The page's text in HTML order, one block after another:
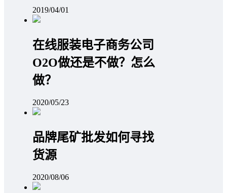
2019/04/01
在线服装电子商务公司
O2O做还是不做？怎么
做？
2020/05/23
品牌尾矿批发如何寻找
货源
2020/08/06